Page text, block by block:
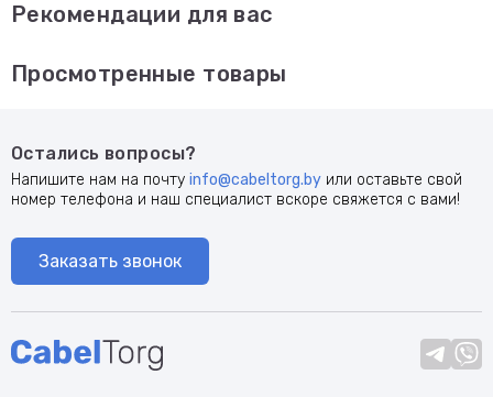
Рекомендации для вас
Просмотренные товары
Остались вопросы?
Напишите нам на почту info@cabeltorg.by или оставьте свой
номер телефона и наш специалист вскоре свяжется с вами!
Заказать звонок